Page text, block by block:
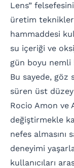
Lens”
üretim
hammaddesi
su içeriği ve
gün boyu nemli
Bu sayede, göz
süren üst
Rocio Amon ve
değiştirmekle
nefes almasını
deneyimi
kullanıcıları